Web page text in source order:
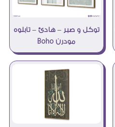
توكل و صبر – هادئ – تابلوه
مودرن Boho